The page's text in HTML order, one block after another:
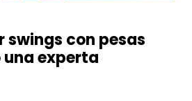
swings con pesas
experta